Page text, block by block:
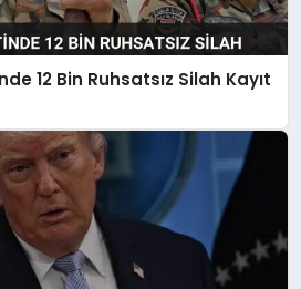
12 Bin Ruhsatsız Silah Kayıt